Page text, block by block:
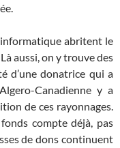
abritent le
aussi, on y trouve des
d’une donatrice qui a
Canadienne y a
de ces rayonnages.
compte déjà, pas
de dons continuent